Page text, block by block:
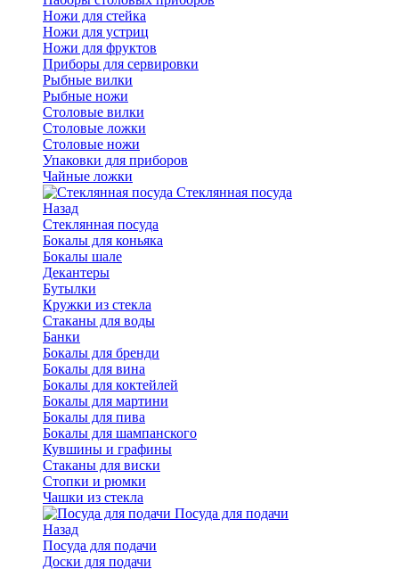
Ножи для стейка
Ножи для устриц
Ножи для фруктов
Приборы для сервировки
Рыбные вилки
Рыбные ножи
Столовые вилки
Столовые ложки
Столовые ножи
Упаковки для приборов
Чайные ложки
Стеклянная посуда
Назад
Стеклянная посуда
Бокалы для коньяка
Бокалы шале
Декантеры
Бутылки
Кружки из стекла
Стаканы для воды
Банки
Бокалы для бренди
Бокалы для вина
Бокалы для коктейлей
Бокалы для мартини
Бокалы для пива
Бокалы для шампанского
Кувшины и графины
Стаканы для виски
Стопки и рюмки
Чашки из стекла
Посуда для подачи
Назад
Посуда для подачи
Доски для подачи